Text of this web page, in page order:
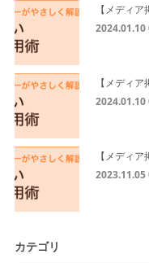
【メディ
2024.01.10
【メディ
2024.01.10
【メディ
2023.11.05
カテゴリ